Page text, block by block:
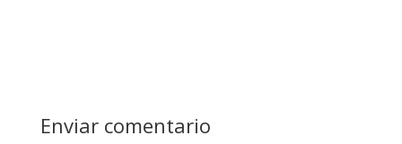
Enviar comentario